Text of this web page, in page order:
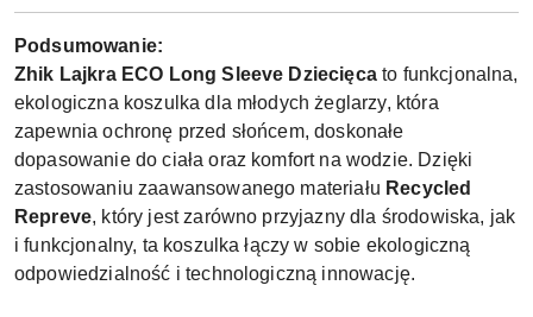
Podsumowanie:
Zhik Lajkra ECO Long Sleeve Dziecięcato funkcjonalna,
ekologiczna koszulka dla młodych żeglarzy, która
zapewnia ochronę przed słońcem, doskonałe
dopasowanie do ciała oraz komfort na wodzie. Dzięki
zastosowaniu zaawansowanego materiału Recycled
Repreve, który jest zarówno przyjazny dla środowiska, jak
i funkcjonalny, ta koszulka łączy w sobie ekologiczną
odpowiedzialność i technologiczną innowację.